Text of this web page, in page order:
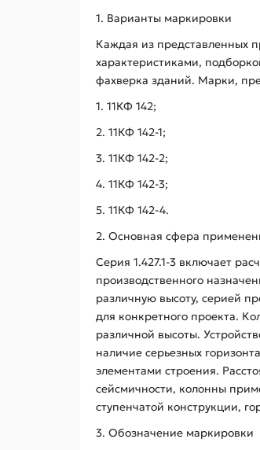
1. Варианты маркировки
Каждая из представленных
характеристиками,
фахверка зданий. Марки,
1. 11КФ 142;
2. 11КФ 142-1;
3. 11КФ 142-2;
4. 11КФ 142-3;
5. 11КФ 142-4.
2. Основная сфера
Серия 1.427.1-3 включает
производственного
различную высоту, серией
для конкретного проекта.
различной высоты.
наличие серьезных
элементами строения.
сейсмичности, колонны
ступенчатой конструкции,
3. Обозначение маркировки